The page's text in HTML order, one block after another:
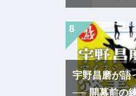
宇野昌磨が語
── 開幕前の